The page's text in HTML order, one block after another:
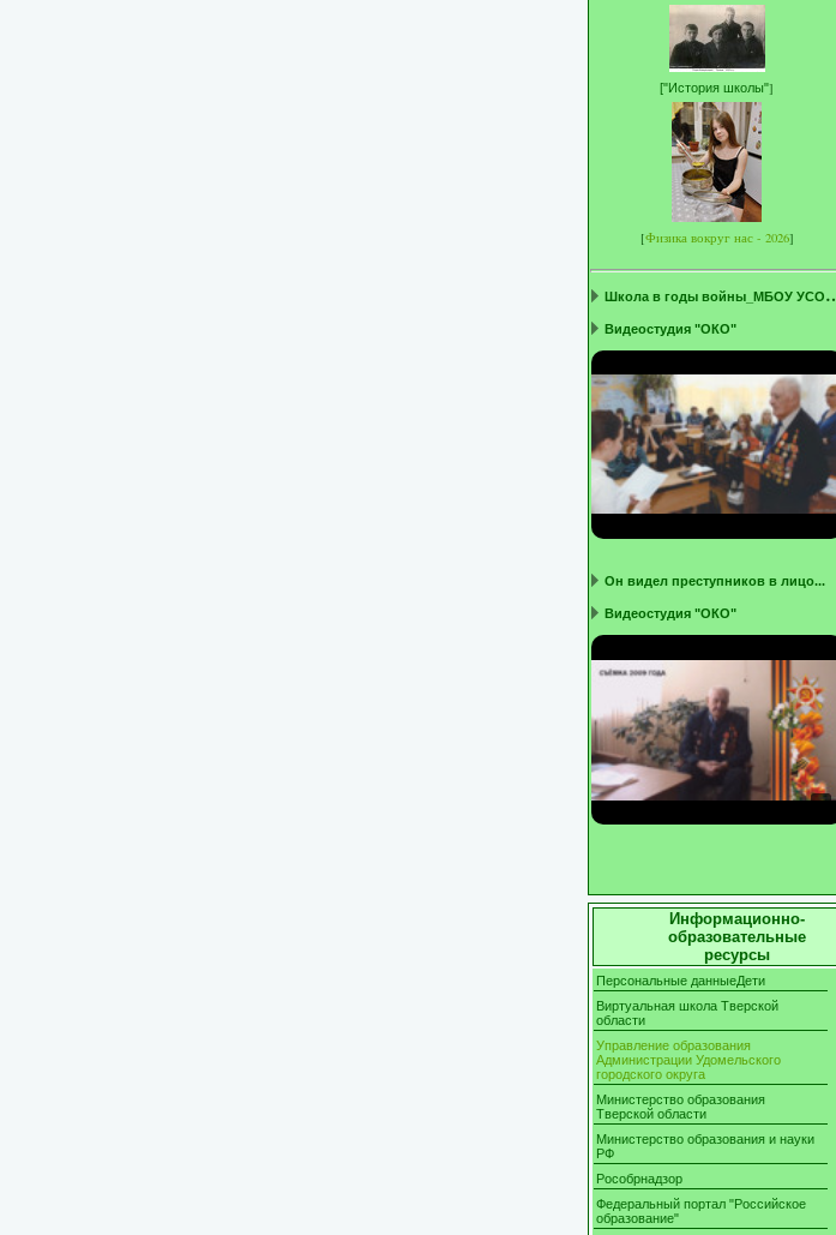
["История школы"]
[Физика вокруг нас - 2026]
кола в годы
Видеостудия "ОКО"
Он видел преступников в лицо...
Видеостудия "ОКО"
Информационно-
образовательные
ресурсы
Персональные данныеДети
Виртуальная школа Тверской
области
Управление образования
Администрации Удомельского
городского округа
Министерство образования
Тверской области
Министерство образования и науки
РФ
Рособрнадзор
Федеральный портал "Российское
образование"